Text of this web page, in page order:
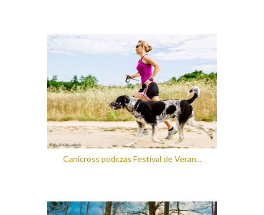
Canicross podczas Festival de Veran...